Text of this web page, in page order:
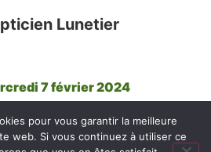
Lunetier
7 février 2024
lycée Saint-Jean
pour vous garantir la meilleure
web. Si vous continuez à utiliser ce